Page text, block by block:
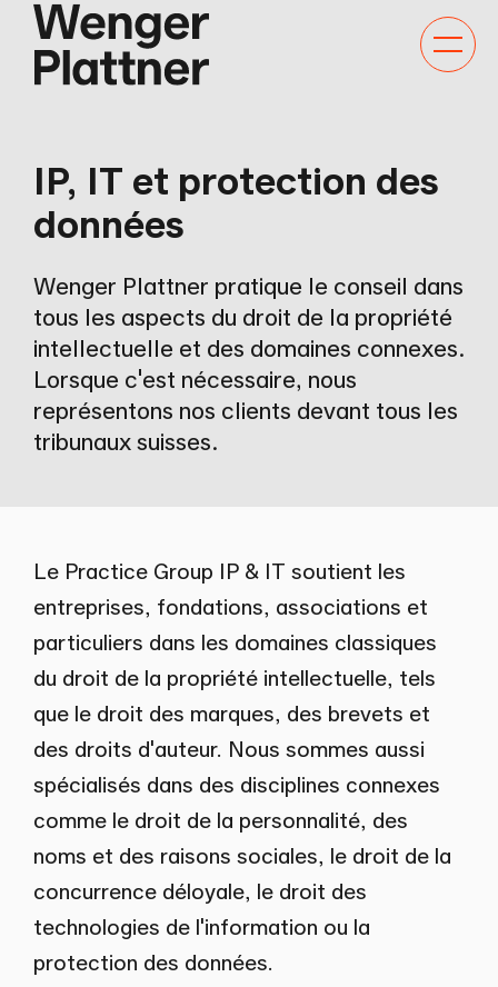
la
IP, IT et protection des
données
Wenger Plattner pratique le conseil dans
tous les aspects du droit de la propriété
intellectuelle et des domaines connexes.
Lorsque c'est nécessaire, nous
représentons nos clients devant tous les
tribunaux suisses.
Le Practice Group IP & IT soutient les
entreprises, fondations, associations et
particuliers dans les domaines classiques
du droit de la propriété intellectuelle, tels
que le droit des marques, des brevets et
des droits d'auteur. Nous sommes aussi
spécialisés dans des disciplines connexes
comme le droit de la personnalité, des
noms et des raisons sociales, le droit de la
concurrence déloyale, le droit des
technologies de l'information ou la
protection des données.